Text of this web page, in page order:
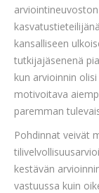
kansalliseen
tutkijajäsenenä
kun arvioinnin
motivoitava
paremman
Pohdinnat veivät
kestävän
vastuussa kuin